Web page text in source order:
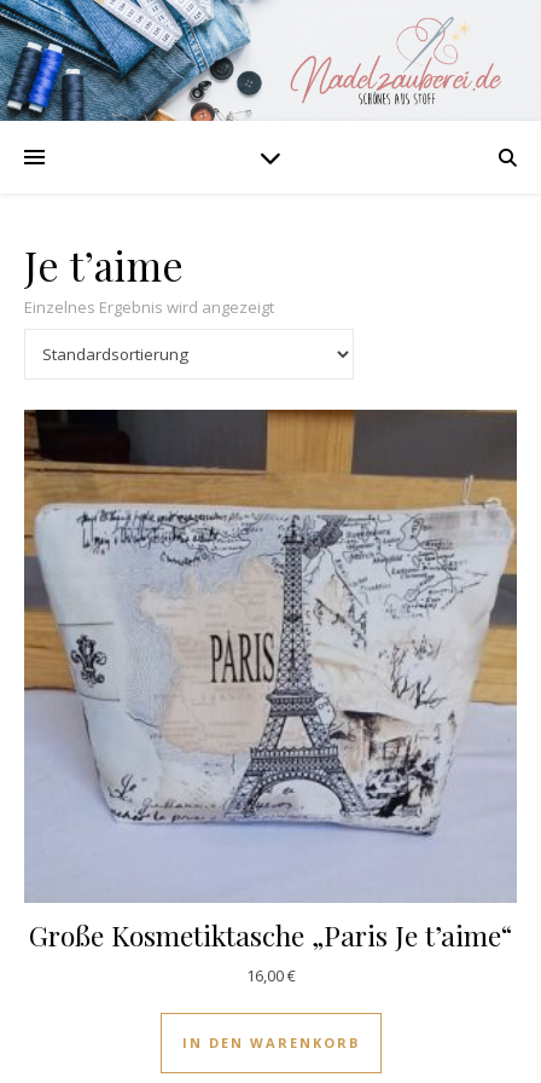
Je t’aime
Einzelnes Ergebnis wird angezeigt
Große Kosmetiktasche „Paris Je t’aime“
16,00€
IN DEN WARENKORB